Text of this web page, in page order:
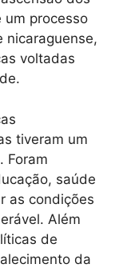
um processo
nicaraguense,
voltadas
tiveram um
Foram
saúde
as condições
Além
de
da